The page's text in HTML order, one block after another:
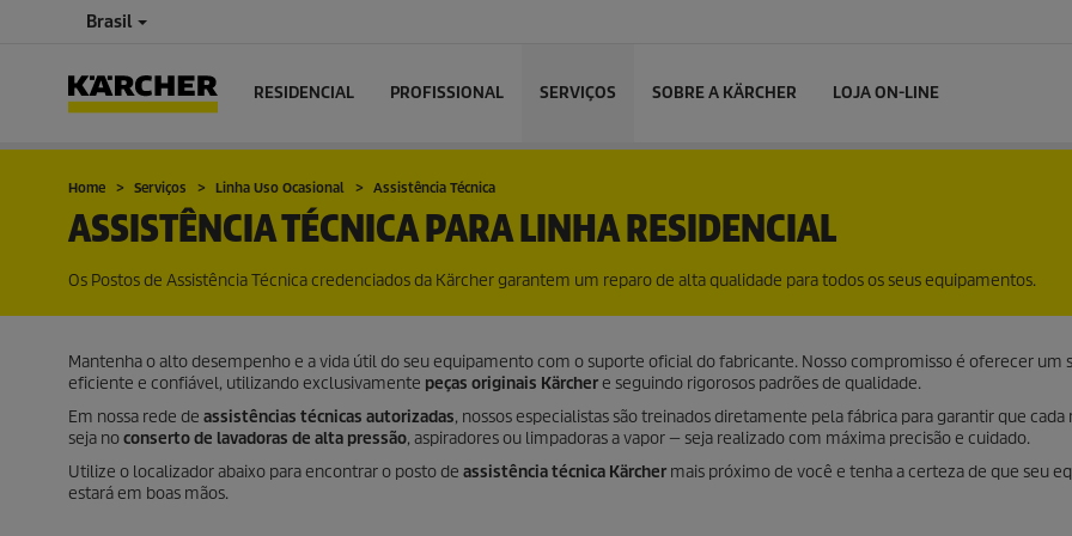
Brasil
RESIDENCIAL PROFISSIONAL SERVIÇOS SOBRE A KÄRCHER LOJA ON-LINE
Home Serviços Linha Uso Ocasional Assistência Técnica
ASSISTÊNCIA TÉCNICA PARA LINHA RESIDENCIAL
Os Postos de Assistência Técnica credenciados da Kärcher garantem um reparo de alta qualidade para todos os seus equipamentos.
Mantenha o alto desempenho e a vida útil do seu equipamento com o suporte oficial do fabricante. Nosso compromisso é oferecer um
eficiente e confiável, utilizando exclusivamente peças originais Kärchere seguindo rigorosos padrões de qualidade.
Em nossa rede de assistências técnicas autorizadas, nossos especialistas são treinados diretamente pela fábrica para garantir que cada
seja noconserto de lavadoras de alta pressão, aspiradores ou limpadoras a vapor — seja realizado com máxima precisão e cuidado.
Utilize o localizador abaixo para encontrar o posto de assistência técnica Kärcher mais próximo de você e tenha a certeza de que seu
estará em boas mãos.